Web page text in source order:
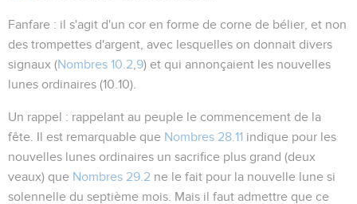
Fanfare : il s'agit d'un cor en forme de corne de bélier, et non
des trompettes d'argent, avec lesquelles on donnait divers
signaux (Nombres 10.2 9) et qui annonçaient les nouvelles
lunes ordinaires (10.10).
Un rappel : rappelant au peuple le commencement de la
fête. Il est remarquable que Nombres 28.11 indique pour les
nouvelles lunes ordinaires un sacrifice plus grand (deux
veaux) que Nombres 29.2 ne le fait pour la nouvelle lune si
solennelle du septième mois. Mais il faut admettre que ce